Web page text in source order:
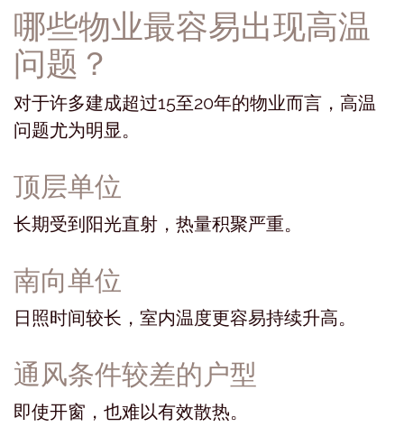
哪些物业最容易出现高温
问题？
对于许多建成超过15至20年的物业而言，高温
问题尤为明显。
顶层单位
长期受到阳光直射，热量积聚严重。
南向单位
日照时间较长，室内温度更容易持续升高。
通风条件较差的户型
即使开窗，也难以有效散热。